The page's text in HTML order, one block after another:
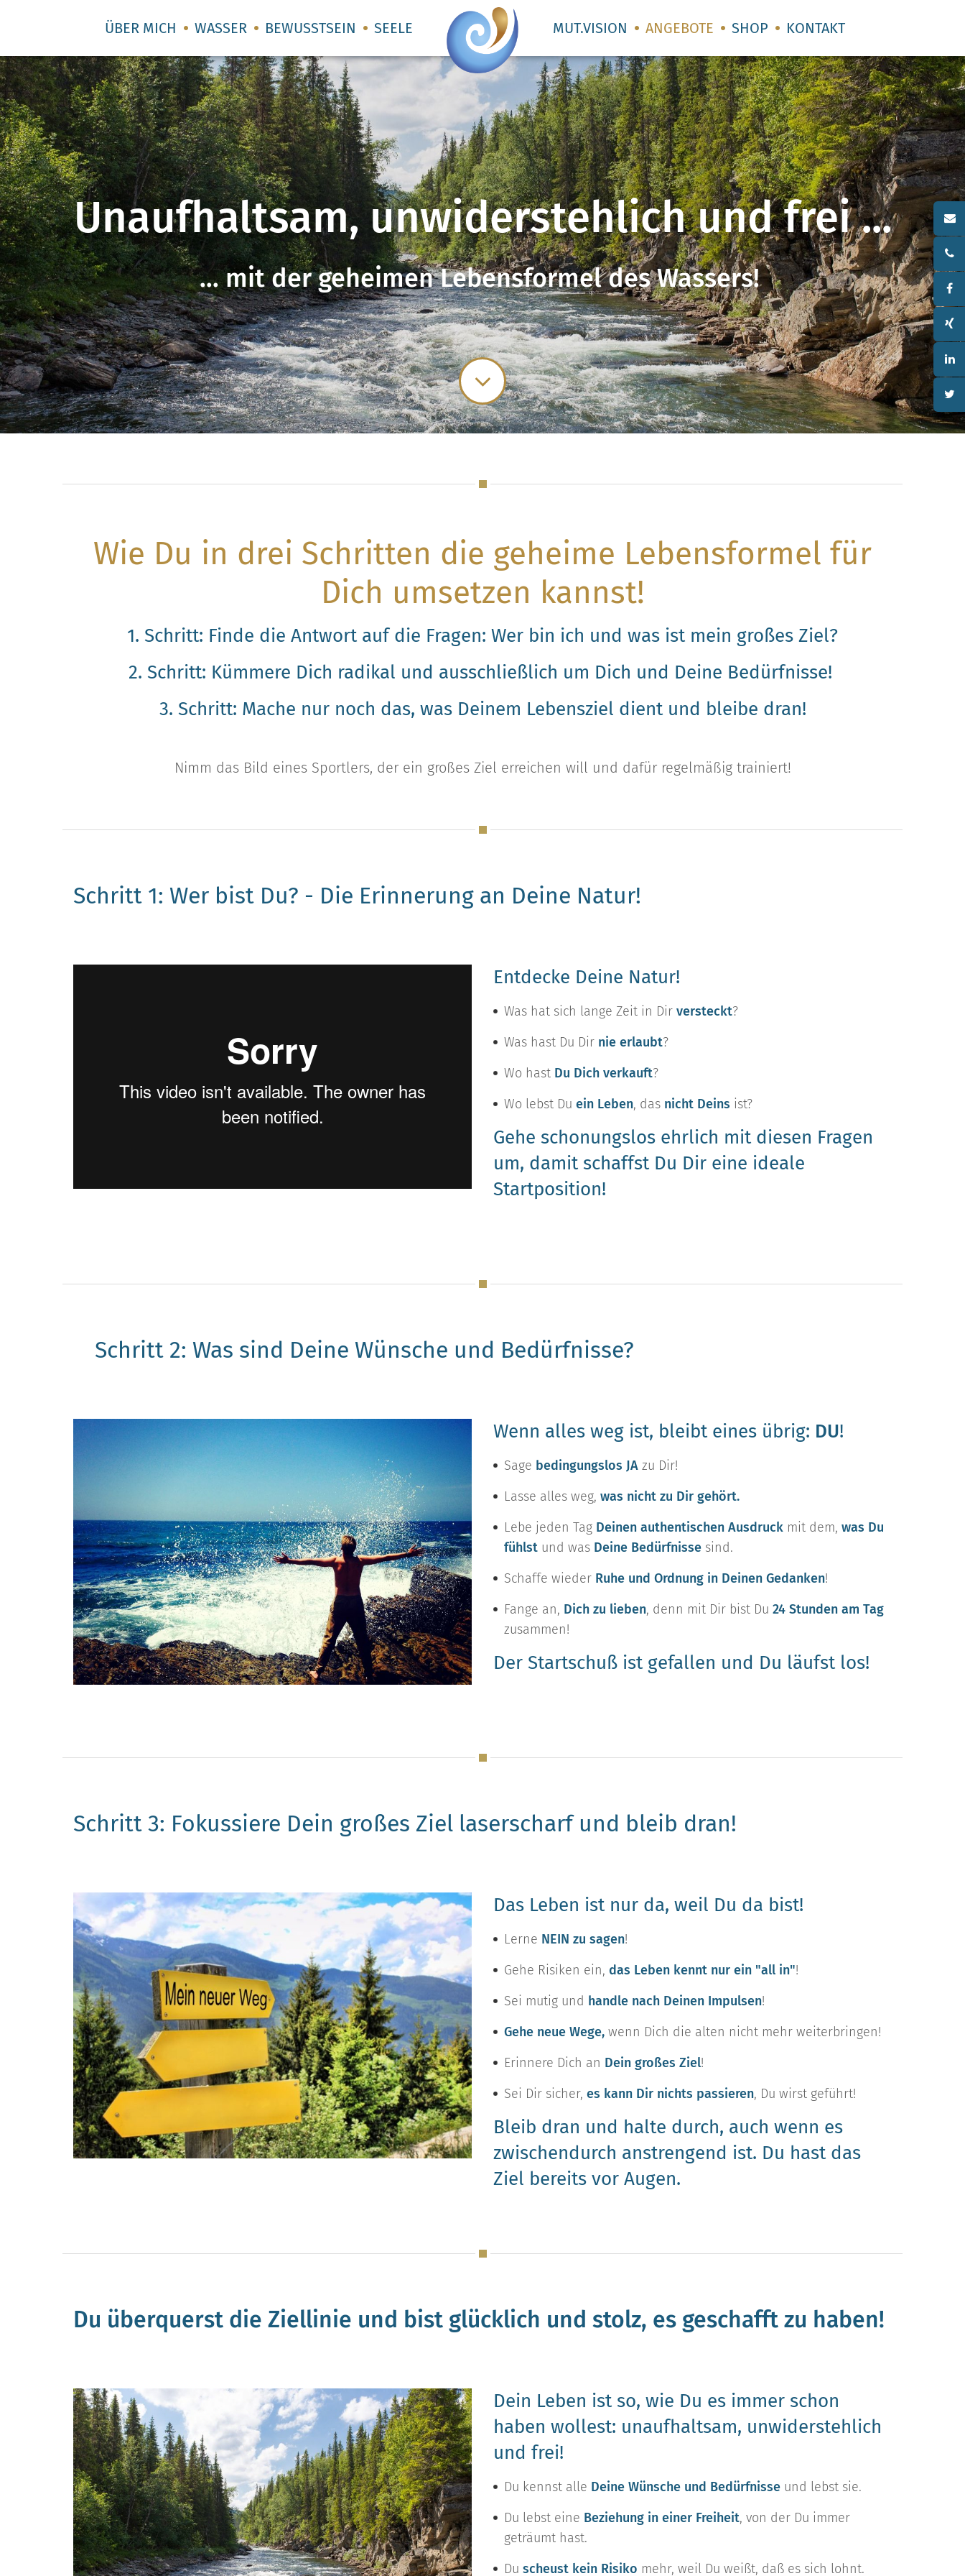
ÜBER MICH WASSER BEWUSSTSEIN SEELE MUT.VISION ANGEBOTE SHOP KONTAKT
Unaufhaltsam, unwiderstehlich und frei ...
... mit der geheimen Lebensformel des Wassers!
Wie Du in drei Schritten die geheime Lebensformel für
Dich umsetzen kannst!
1. Schritt: Finde die Antwort auf die Fragen: Wer bin ich und was ist mein großes Ziel?
2. Schritt: Kümmere Dich radikal und ausschließlich um Dich und Deine Bedürfnisse!
3. Schritt: Mache nur noch das, was Deinem Lebensziel dient und bleibe dran!
Nimm das Bild eines Sportlers, der ein großes Ziel erreichen will und dafür regelmäßig trainiert!
Schritt 1: Wer bist Du? - Die Erinnerung an Deine Natur!
Entdecke Deine Natur!
Was hat sich lange Zeit in Dir versteckt?
Was hast Du Dir nie erlaubt?
Wo hast Du Dich verkauft?
Wo lebst Du ein Leben, das nicht Deins ist?
Gehe schonungslos ehrlich mit diesen Fragen
um, damit schaffst Du Dir eine ideale
Startposition!
Schritt 2: Was sind Deine Wünsche und Bedürfnisse?
Wenn alles weg ist, bleibt eines übrig: DU!
Sage bedingungslos JA zu Dir!
Lasse alles weg, was nicht zu Dir gehört.
Lebe jeden Tag Deinen authentischen Ausdruck mit dem, was Du
fühlst und was Deine Bedürfnisse sind.
Schaffe wieder Ruhe und Ordnung in Deinen Gedanken!
Fange an, Dich zu lieben, denn mit Dir bist Du 24 Stunden am Tag
zusammen!
Der Startschuß ist gefallen und Du läufst los!
Schritt 3: Fokussiere Dein großes Ziel laserscharf und bleib dran!
Das Leben ist nur da, weil Du da bist!
Lerne NEIN zu sagen!
Gehe Risiken ein, das Leben kennt nur ein "all in"!
Sei mutig und handle nach Deinen Impulsen!
Gehe neue Wege, wenn Dich die alten nicht mehr weiterbringen!
Erinnere Dich an Dein großes Ziel!
Sei Dir sicher, es kann Dir nichts passieren, Du wirst geführt!
Bleib dran und halte durch, auch wenn es
zwischendurch anstrengend ist. Du hast das
Ziel bereits vor Augen.
Du überquerst die Ziellinie und bist glücklich und stolz, es geschafft zu haben!
Dein Leben ist so, wie Du es immer schon
haben wollest: unaufhaltsam, unwiderstehlich
und frei!
Du kennst alle Deine Wünsche und Bedürfnisse und lebst sie.
Du lebst eine Beziehung in einer Freiheit, von der Du immer
geträumt hast.
Du scheust kein Risiko mehr, weil Du weißt, daß es sich lohnt.